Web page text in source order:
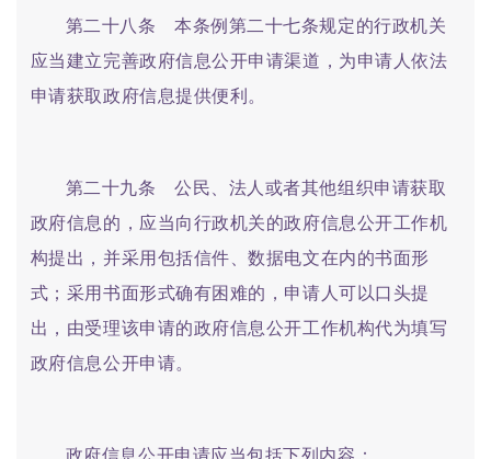
第二十八条 本条例第二十七条规定的行政机关
应当建立完善政府信息公开申请渠道，为申请人依法
申请获取政府信息提供便利。
第二十九条 公民、法人或者其他组织申请获取
政府信息的，应当向行政机关的政府信息公开工作机
构提出，并采用包括信件、数据电文在内的书面形
式；采用书面形式确有困难的，申请人可以口头提
出，由受理该申请的政府信息公开工作机构代为填写
政府信息公开申请。